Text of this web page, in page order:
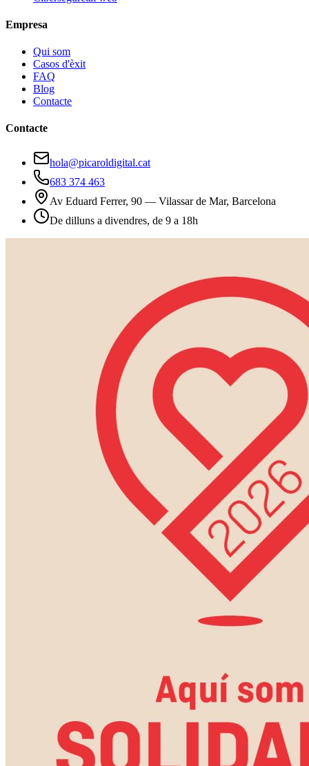
Empresa
Qui som
Casos d'èxit
FAQ
Blog
Contacte
Contacte
hola@picaroldigital.cat
683 374 463
Av Eduard Ferrer, 90 — Vilassar de Mar, Barcelona
De dilluns a divendres, de 9 a 18h